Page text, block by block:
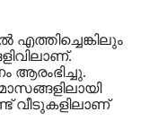
വീടുകളിലാണ്